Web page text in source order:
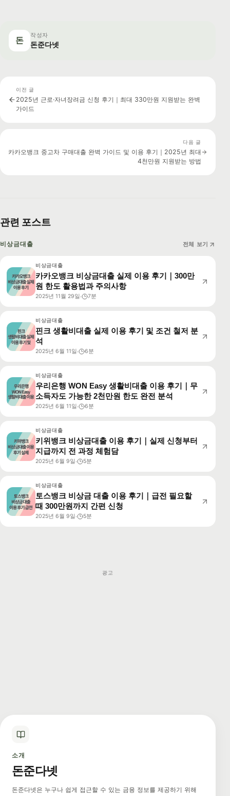
돈 작성자
돈준다넷
이전 글
2025년 근로·자녀장려금 신청 후기｜최대 330만원 지원받는 완벽
가이드
다음 글
카카오뱅크 중고차 구매대출 완벽 가이드 및 이용 후기｜2025년 최대
4천만원 지원받는 방법
관련 포스트
비상금대출 전체 보기
비상금대출
카카오뱅크 비상금대출 실제 이용 후기｜300만
원 한도 활용법과 주의사항
2025년 11월 29일 · 7분
비상금대출
핀크 생활비대출 실제 이용 후기 및 조건 철저 분
석
2025년 6월 11일 · 6분
비상금대출
우리은행 WON Easy 생활비대출 이용 후기｜무
소득자도 가능한 2천만원 한도 완전 분석
2025년 6월 11일 · 6분
비상금대출
키위뱅크 비상금대출 이용 후기｜실제 신청부터
지급까지 전 과정 체험담
2025년 6월 9일 · 5분
비상금대출
토스뱅크 비상금 대출 이용 후기｜급전 필요할
때 300만원까지 간편 신청
2025년 6월 9일 · 5분
광고
소개
돈준다넷
돈준다넷은 누구나 쉽게 접근할 수 있는 금융 정보를 제공하기 위해